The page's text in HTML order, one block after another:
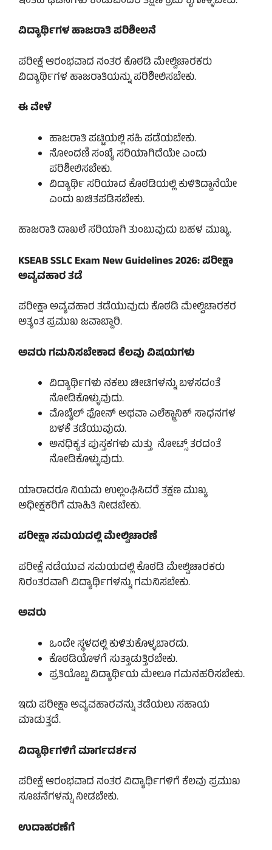
ವಿದ್ಯಾರ್ಥಿಗಳ ಹಾಜರಾತಿ ಪರಿಶೀಲನೆ
ಪರೀಕ್ಷೆ ಆರಂಭವಾದ ನಂತರ ಕೊಠಡಿ ಮೇಲ್ವಿಚಾರಕರು
ವಿದ್ಯಾರ್ಥಿಗಳ ಹಾಜರಾತಿಯನ್ನು ಪರಿಶೀಲಿಸಬೇಕು.
ಈ ವೇಳೆ
ಹಾಜರಾತಿ ಪಟ್ಟಿಯಲ್ಲಿ ಸಹಿ ಪಡೆಯಬೇಕು.
ನೋಂದಣಿ ಸಂಖ್ಯೆ ಸರಿಯಾಗಿದೆಯೇ ಎಂದು
ಪರಿಶೀಲಿಸಬೇಕು.
ವಿದ್ಯಾರ್ಥಿ ಸರಿಯಾದ ಕೊಠಡಿಯಲ್ಲಿ ಕುಳಿತಿದ್ದಾನೆಯೇ
ಎಂದು ಖಚಿತಪಡಿಸಬೇಕು.
ಹಾಜರಾತಿ ದಾಖಲೆ ಸರಿಯಾಗಿ ತುಂಬುವುದು ಬಹಳ ಮುಖ್ಯ.
KSEAB SSLC Exam New Guidelines 2026: ಪರೀಕ್ಷಾ
ಅವ್ಯವಹಾರ ತಡೆ
ಪರೀಕ್ಷಾ ಅವ್ಯವಹಾರ ತಡೆಯುವುದು ಕೊಠಡಿ ಮೇಲ್ವಿಚಾರಕರ
ಅತ್ಯಂತ ಪ್ರಮುಖ ಜವಾಬ್ದಾರಿ.
ಅವರು ಗಮನಿಸಬೇಕಾದ ಕೆಲವು ವಿಷಯಗಳು
ವಿದ್ಯಾರ್ಥಿಗಳು ನಕಲು ಚೀಟಿಗಳನ್ನು ಬಳಸದಂತೆ
ನೋಡಿಕೊಳ್ಳುವುದು.
ಮೊಬೈಲ್ ಫೋನ್ ಅಥವಾ ಎಲೆಕ್ಟ್ರಾನಿಕ್ ಸಾಧನಗಳ
ಬಳಕೆ ತಡೆಯುವುದು.
ಅನಧಿಕೃತ ಪುಸ್ತಕಗಳು ಮತ್ತು ನೋಟ್ಸ್ ತರದಂತೆ
ನೋಡಿಕೊಳ್ಳುವುದು.
ಯಾರಾದರೂ ನಿಯಮ ಉಲ್ಲಂಘಿಸಿದರೆ ತಕ್ಷಣ ಮುಖ್ಯ
ಅಧೀಕ್ಷಕರಿಗೆ ಮಾಹಿತಿ ನೀಡಬೇಕು.
ಪರೀಕ್ಷಾ ಸಮಯದಲ್ಲಿ ಮೇಲ್ವಿಚಾರಣೆ
ಪರೀಕ್ಷೆ ನಡೆಯುವ ಸಮಯದಲ್ಲಿ ಕೊಠಡಿ ಮೇಲ್ವಿಚಾರಕರು
ನಿರಂತರವಾಗಿ ವಿದ್ಯಾರ್ಥಿಗಳನ್ನು ಗಮನಿಸಬೇಕು.
ಅವರು
ಒಂದೇ ಸ್ಥಳದಲ್ಲಿ ಕುಳಿತುಕೊಳ್ಳಬಾರದು.
ಕೊಠಡಿಯೊಳಗೆ ಸುತ್ತಾಡುತ್ತಿರಬೇಕು.
ಪ್ರತಿಯೊಬ್ಬ ವಿದ್ಯಾರ್ಥಿಯ ಮೇಲೂ ಗಮನಹರಿಸಬೇಕು.
ಇದು ಪರೀಕ್ಷಾ ಅವ್ಯವಹಾರವನ್ನು ತಡೆಯಲು ಸಹಾಯ
ಮಾಡುತ್ತದೆ.
ವಿದ್ಯಾರ್ಥಿಗಳಿಗೆ ಮಾರ್ಗದರ್ಶನ
ಪರೀಕ್ಷೆ ಆರಂಭವಾದ ನಂತರ ವಿದ್ಯಾರ್ಥಿಗಳಿಗೆ ಕೆಲವು ಪ್ರಮುಖ
ಸೂಚನೆಗಳನ್ನು ನೀಡಬೇಕು.
ಉದಾಹರಣೆಗೆ